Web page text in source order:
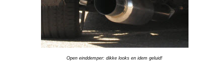
Open einddemper: dikke looks en idem geluid!